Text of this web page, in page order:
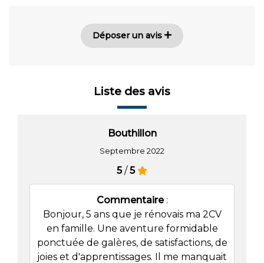
Déposer un avis
Liste des avis
Bouthillon
Septembre 2022
5/5
Commentaire:
Bonjour, 5 ans que je rénovais ma 2CV
en famille. Une aventure formidable
ponctuée de galères, de satisfactions, de
joies et d'apprentissages. Il me manquait